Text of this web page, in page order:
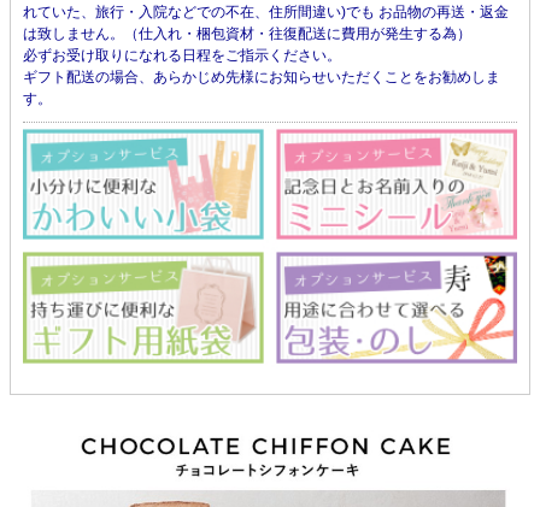
れていた、旅行・入院などでの不在、住所間違い)でも お品物の再送・返金
は致しません。（仕入れ・梱包資材・往復配送に費用が発生する為）
必ずお受け取りになれる日程をご指示ください。
ギフト配送の場合、あらかじめ先様にお知らせいただくことをお勧めしま
す。